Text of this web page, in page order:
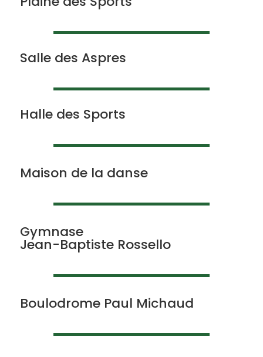
Salle des Aspres
Halle des Sports
Maison de la danse
Gymnase
Jean-Baptiste Rossello
Boulodrome Paul Michaud